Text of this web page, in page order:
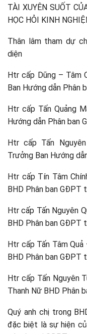
TÀI XUYÊN SUỐT
HỌC HỎI KINH
Thân lâm tham dự
diện
Htr cấp Dũng – Tâm
Ban Hướng dẫn Phân
Htr cấp Tấn Quảng
Hướng dẫn Phân ban
Htr cấp Tấn
Trưởng Ban Hướng
Htr cấp Tín Tâm
BHD Phân ban GĐPT
Htr cấp Tấn Nguyên
BHD Phân ban GĐPT
Htr cấp Tấn Tâm Quả
BHD Phân ban GĐPT
Htr cấp Tấn Nguyên
Thanh Nữ BHD Phân
Quý anh chị trong
đặc biệt là sự hiện